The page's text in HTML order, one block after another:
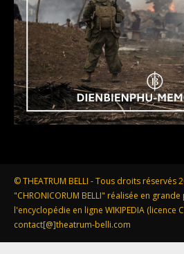
© THEATRUM BELLI - Tous droits
"CHRONICORUM BELLI" réalisée en
l'encyclopédie en ligne WIKIPEDIA (licence
contact[@]theatrum-belli.com